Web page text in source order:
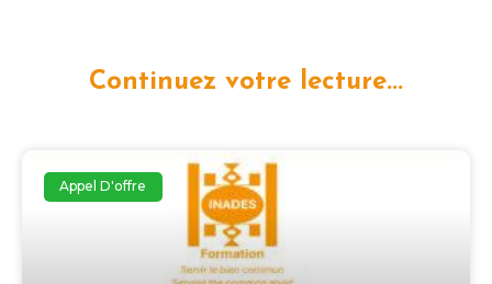
Continuez votre lecture...
Appel D'offre